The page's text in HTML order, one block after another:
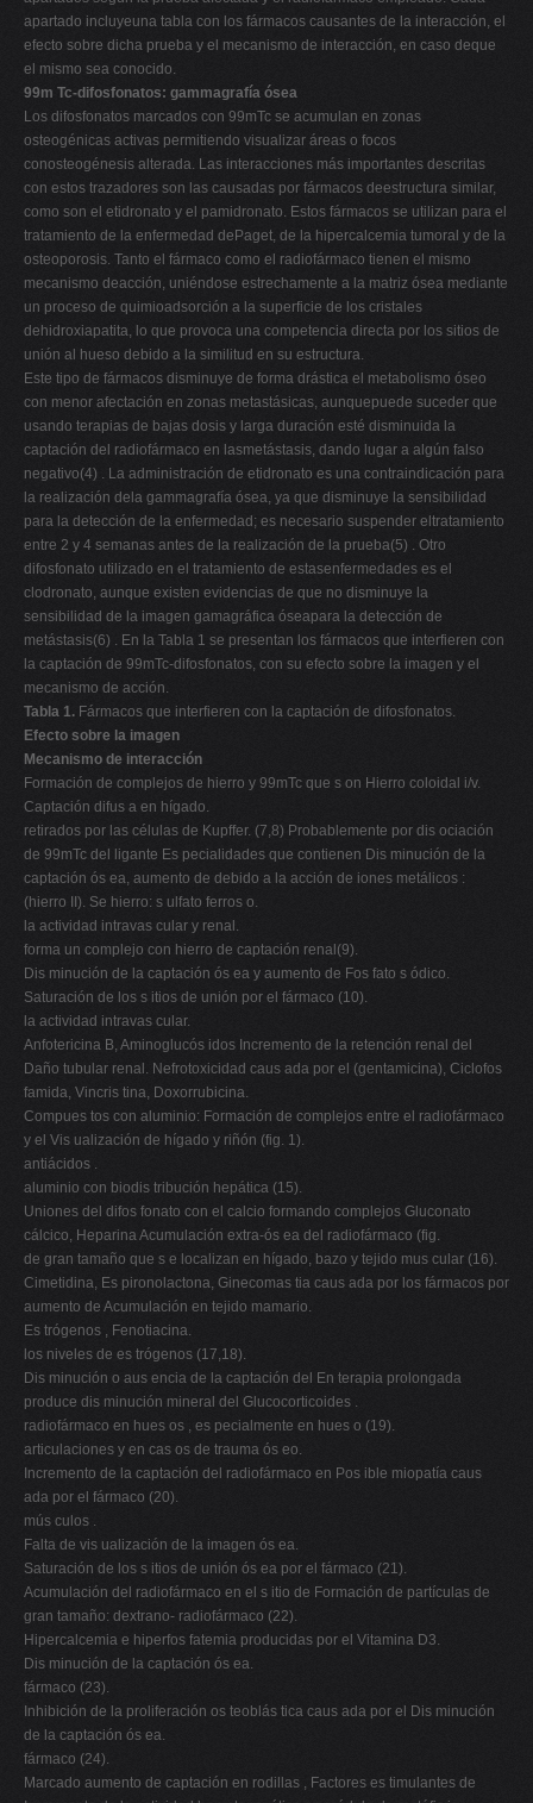
apartado incluyeuna tabla con los fármacos causantes de la interacción, el
efecto sobre dicha prueba y el mecanismo de interacción, en caso deque
el mismo sea conocido.
99m Tc-difosfonatos: gammagrafía ósea
Los difosfonatos marcados con 99mTc se acumulan en zonas
osteogénicas activas permitiendo visualizar áreas o focos
conosteogénesis alterada. Las interacciones más importantes descritas
con estos trazadores son las causadas por fármacos deestructura similar,
como son el etidronato y el pamidronato. Estos fármacos se utilizan para el
tratamiento de la enfermedad dePaget, de la hipercalcemia tumoral y de la
osteoporosis. Tanto el fármaco como el radiofármaco tienen el mismo
mecanismo deacción, uniéndose estrechamente a la matriz ósea mediante
un proceso de quimioadsorción a la superficie de los cristales
dehidroxiapatita, lo que provoca una competencia directa por los sitios de
unión al hueso debido a la similitud en su estructura.
Este tipo de fármacos disminuye de forma drástica el metabolismo óseo
con menor afectación en zonas metastásicas, aunquepuede suceder que
usando terapias de bajas dosis y larga duración esté disminuida la
captación del radiofármaco en lasmetástasis, dando lugar a algún falso
negativo(4) . La administración de etidronato es una contraindicación para
la realización dela gammagrafía ósea, ya que disminuye la sensibilidad
para la detección de la enfermedad; es necesario suspender eltratamiento
entre 2 y 4 semanas antes de la realización de la prueba(5) . Otro
difosfonato utilizado en el tratamiento de estasenfermedades es el
clodronato, aunque existen evidencias de que no disminuye la
sensibilidad de la imagen gamagráfica óseapara la detección de
metástasis(6) . En la Tabla 1 se presentan los fármacos que interfieren con
la captación de 99mTc-difosfonatos, con su efecto sobre la imagen y el
mecanismo de acción.
Tabla 1. Fármacos que interfieren con la captación de difosfonatos.
Efecto sobre la imagen
Mecanismo de interacción
Formación de complejos de hierro y 99mTc que s on Hierro coloidal i/v.
Captación difus a en hígado.
retirados por las células de Kupffer. (7,8) Probablemente por dis ociación
de 99mTc del ligante Es pecialidades que contienen Dis minución de la
captación ós ea, aumento de debido a la acción de iones metálicos :
(hierro II). Se hierro: s ulfato ferros o.
la actividad intravas cular y renal.
forma un complejo con hierro de captación renal(9).
Dis minución de la captación ós ea y aumento de Fos fato s ódico.
Saturación de los s itios de unión por el fármaco (10).
la actividad intravas cular.
Anfotericina B, Aminoglucós idos Incremento de la retención renal del
Daño tubular renal. Nefrotoxicidad caus ada por el (gentamicina), Ciclofos
famida, Vincris tina, Doxorrubicina.
Compues tos con aluminio: Formación de complejos entre el radiofármaco
y el Vis ualización de hígado y riñón (fig. 1).
antiácidos .
aluminio con biodis tribución hepática (15).
Uniones del difos fonato con el calcio formando complejos Gluconato
cálcico, Heparina Acumulación extra-ós ea del radiofármaco (fig.
de gran tamaño que s e localizan en hígado, bazo y tejido mus cular (16).
Cimetidina, Es pironolactona, Ginecomas tia caus ada por los fármacos por
aumento de Acumulación en tejido mamario.
Es trógenos , Fenotiacina.
los niveles de es trógenos (17,18).
Dis minución o aus encia de la captación del En terapia prolongada
produce dis minución mineral del Glucocorticoides .
radiofármaco en hues os , es pecialmente en hues o (19).
articulaciones y en cas os de trauma ós eo.
Incremento de la captación del radiofármaco en Pos ible miopatía caus
ada por el fármaco (20).
mús culos .
Falta de vis ualización de la imagen ós ea.
Saturación de los s itios de unión ós ea por el fármaco (21).
Acumulación del radiofármaco en el s itio de Formación de partículas de
gran tamaño: dextrano- radiofármaco (22).
Hipercalcemia e hiperfos fatemia producidas por el Vitamina D3.
Dis minución de la captación ós ea.
fármaco (23).
Inhibición de la proliferación os teoblás tica caus ada por el Dis minución
de la captación ós ea.
fármaco (24).
Marcado aumento de captación en rodillas , Factores es timulantes de